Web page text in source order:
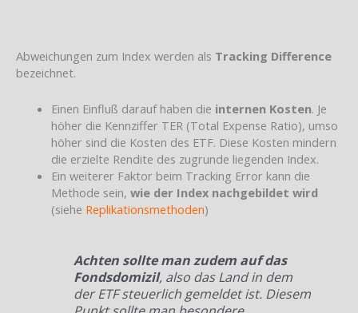
Abweichungen zum Index werden als Tracking Difference
bezeichnet.
Einen Einfluß darauf haben die internen Kosten. Je
höher die Kennziffer TER (Total Expense Ratio), umso
höher sind die Kosten des ETF. Diese Kosten mindern
die erzielte Rendite des zugrunde liegenden Index.
Ein weiterer Faktor beim Tracking Error kann die
Methode sein, wie der Index nachgebildet wird
(siehe Replikationsmethoden)
Achten sollte man zudem auf das
Fondsdomizil, also das Land in dem
der ETF steuerlich gemeldet ist. Diesem